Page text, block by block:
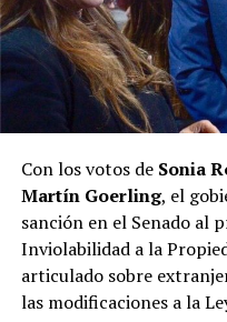
“Hoy, la política
cosas. Y aquel espacio
en la política misionera,
interpretar lo que la
Pastori sostuvo que “la
para el otro” y que
que Rovira reemplazó al
“duró dos meses”; y que
generar una política
Con los votos de Sonia
Martín Goerling, el
sanción en el Senado al
Inviolabilidad a la
articulado sobre
las modificaciones a la